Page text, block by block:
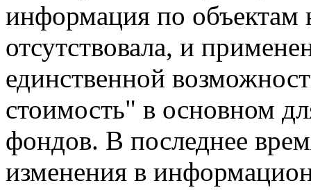
информация по объектам
отсутствовала, и
единственной
стоимость" в основном
фондов. В последнее
изменения в